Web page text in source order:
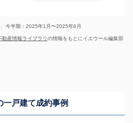
今半期：2025年1月〜2025年6月
動産情報ライブラリの情報をもとにイエウール編集部
一戸建て成約事例